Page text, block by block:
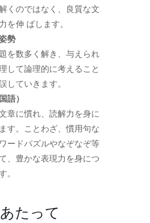
くのではなく、良質な文
を伸 ばします。
勢
を数多く解き、与えられ
して論理的に考えること
していきます。
語）
章に慣れ、読解力を身に
す。ことわざ、慣用句な
ードパズルやなぞなぞ等
、豊かな表現力を身につ
。
たって